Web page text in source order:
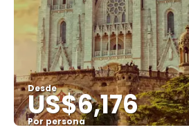
Desde
US$6,176
Por persona